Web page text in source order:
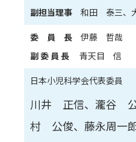
副担当理事 和田 泰三、
委 員 長 伊藤 哲哉
副 委 員 長 青天目 信
日本小児科学会代表委員
川井 正信、瀧谷
村 公俊、藤永周